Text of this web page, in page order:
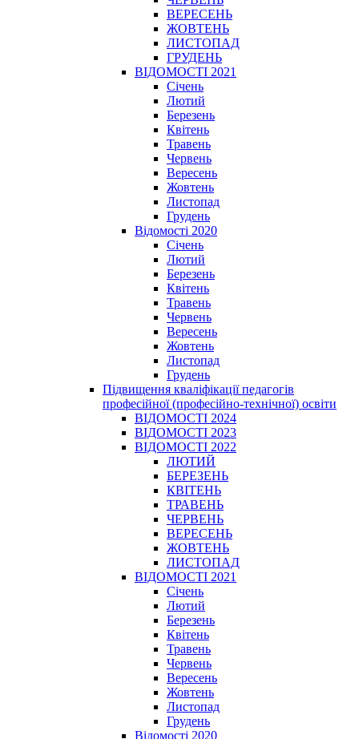
ВЕРЕСЕНЬ
ЖОВТЕНЬ
ЛИСТОПАД
ГРУДЕНЬ
ВІДОМОСТІ 2021
Січень
Лютий
Березень
Квітень
Травень
Червень
Вересень
Жовтень
Листопад
Грудень
Відомості 2020
Січень
Лютий
Березень
Квітень
Травень
Червень
Вересень
Жовтень
Листопад
Грудень
Підвищення кваліфікації педагогів
професійної (професійно-технічної) освіти
ВІДОМОСТІ 2024
ВІДОМОСТІ 2023
ВІДОМОСТІ 2022
ЛЮТИЙ
БЕРЕЗЕНЬ
КВІТЕНЬ
ТРАВЕНЬ
ЧЕРВЕНЬ
ВЕРЕСЕНЬ
ЖОВТЕНЬ
ЛИСТОПАД
ВІДОМОСТІ 2021
Січень
Лютий
Березень
Квітень
Травень
Червень
Вересень
Жовтень
Листопад
Грудень
Відомості 2020